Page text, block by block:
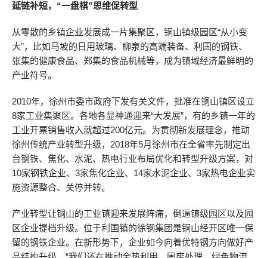
延链补短，“一盘棋”思维促转型
从零散的乡镇企业发展成一片集聚区，铜山镇级园区“从小变
大”，比如马坡的日用玻璃、柳泉的高端装备、利国的钢铁、
张集的健康食品、郑集的食品机械等，成为镇域经济最鲜明的
产业符号。
2010年，徐州市委市政府下发有关文件，批准在铜山镇区设立
8家工业集聚区。各地各显神通迎来“大发展”，有的乡镇一年的
工业开票销售收入就超过200亿元。为贯彻新发展理念，推动
徐州传统产业转型升级，2018年5月徐州市在全省率先制定出
台钢铁、焦化、水泥、热电行业布局优化和转型升级方案，对
10家钢铁企业、3家焦化企业、14家水泥企业、3家热电企业实
施资源整合、关停并转。
产业转型让铜山的工业镇迎来发展阵痛，倒逼镇级园区以及园
区企业提档升级。位于利国镇的徐钢集团是铜山经开区唯一保
留的钢铁企业。在新形势下，企业如今向着优特钢方向做好产